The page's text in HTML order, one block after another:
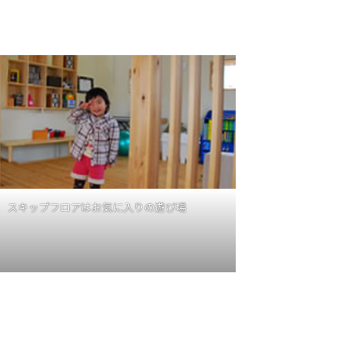
スキップフロアはお気に入りの遊び場